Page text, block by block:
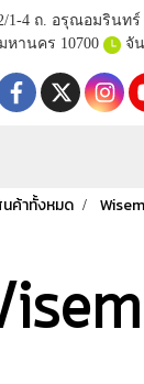
1-4 ถ. อรุณอมรินท
หานคร 10700
จั
ค้าทั้งหมด